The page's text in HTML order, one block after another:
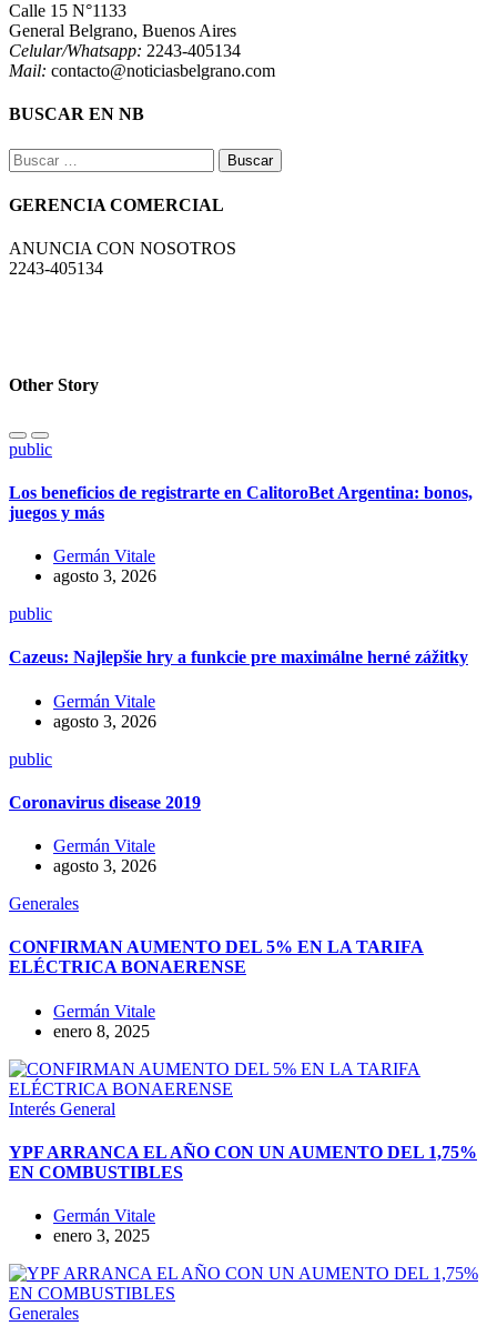
Calle 15 N°1133
General Belgrano, Buenos Aires
Celular/Whatsapp: 2243-405134
Mail: contacto@noticiasbelgrano.com
BUSCAR EN NB
Buscar:
GERENCIA COMERCIAL
ANUNCIA CON NOSOTROS
2243-405134
Other Story
public
Los beneficios de registrarte en CalitoroBet Argentina: bonos,
juegos y más
Germán Vitale
agosto 3, 2026
public
Cazeus: Najlepšie hry a funkcie pre maximálne herné zážitky
Germán Vitale
agosto 3, 2026
public
Coronavirus disease 2019
Germán Vitale
agosto 3, 2026
Generales
CONFIRMAN AUMENTO DEL 5% EN LA TARIFA
ELÉCTRICA BONAERENSE
Germán Vitale
enero 8, 2025
Interés General
YPF ARRANCA EL AÑO CON UN AUMENTO DEL 1,75%
EN COMBUSTIBLES
Germán Vitale
enero 3, 2025
Generales